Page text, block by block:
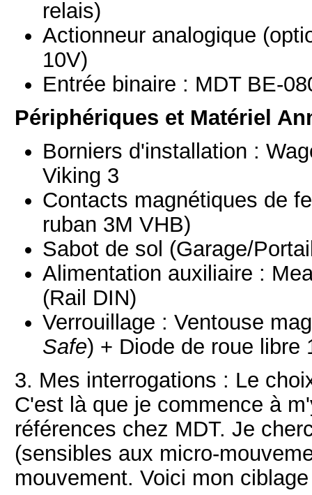
relais)
Actionneur analogique
10V)
Entrée binaire : MDT BE-
Périphériques et Matériel
Borniers d'installation :
Viking 3
Contacts magnétiques de
ruban 3M VHB)
Sabot de sol (Garage/
Alimentation auxiliaire :
(Rail DIN)
Verrouillage : Ventouse
Safe) + Diode de roue libre
3. Mes interrogations : Le
C'est là que je commence à
références chez MDT. Je
(sensibles aux micro-
mouvement. Voici mon